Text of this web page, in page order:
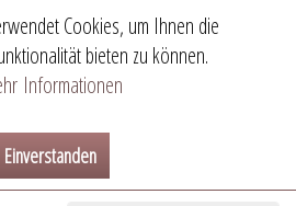
Cookies, um Ihnen die
bieten zu können.
Informationen
Einverstanden